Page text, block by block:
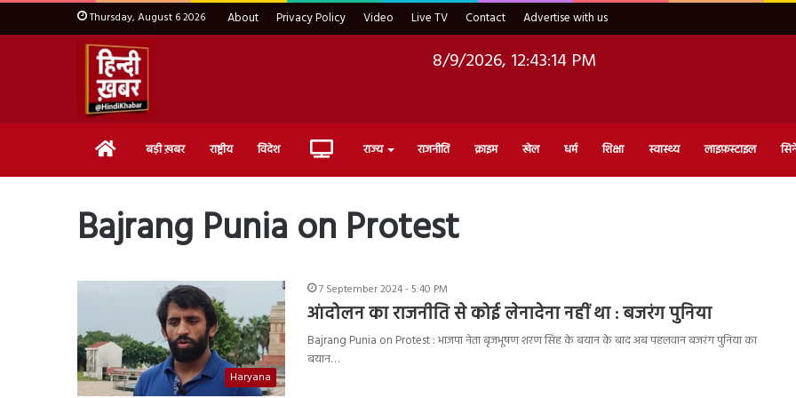
Thursday, August 6 2026 About Privacy Policy Video Live TV Contact Advertise with us
8/9/2026, 12:43:15 PM
Home बड़ी ख़बर राष्ट्रीय विदेश Live राज्य राजनीति क्राइम खेल धर्म शिक्षा स्वास्थ्य लाइफ़स्टाइल
Bajrang Punia on Protest
Haryana
7 September 2024 - 5:40 PM
आंदोलन का राजनीति से कोई लेनादेना नहीं था : बजरंग पुनिया
Bajrang Punia on Protest : भाजपा नेता बृजभूषण शरण सिंह के बयान के बाद अब पहलवान बजरंग पुनिया का
बयान…